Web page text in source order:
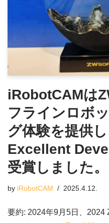
iRobotCAMは
フラインロボ
グ体験を提供
Excellent
受賞しました。
by iRobotCAM 2025.4.12.
要約: 2024年9月5日、2024